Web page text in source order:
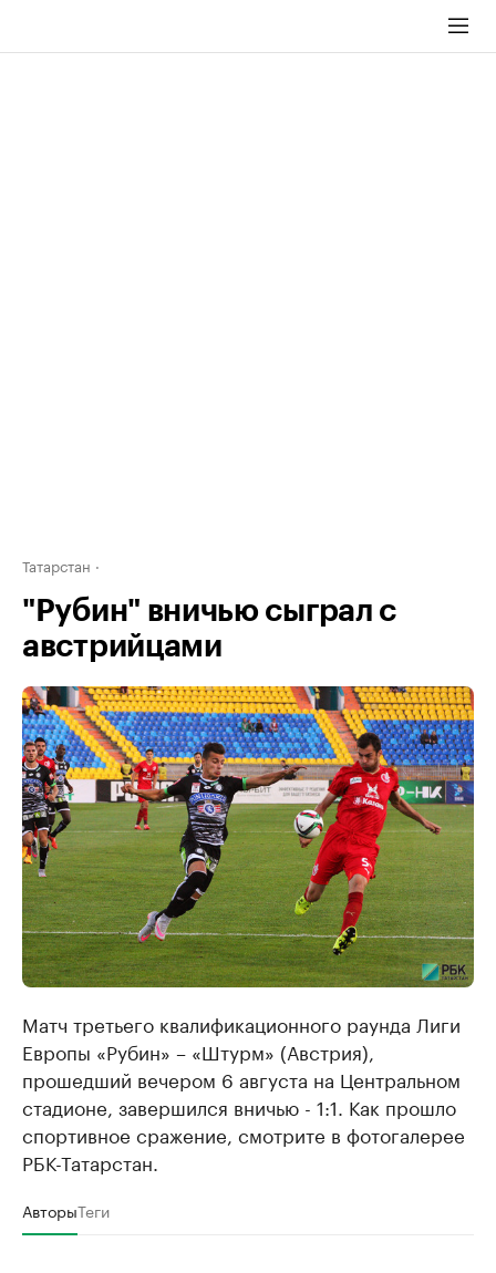
Татарстан
"Рубин" вничью сыграл с
австрийцами
Матч третьего квалификационного раунда Лиги
Европы «Рубин» – «Штурм» (Австрия),
прошедший вечером 6 августа на Центральном
стадионе, завершился вничью - 1:1. Как прошло
спортивное сражение, смотрите в фотогалерее
РБК-Татарстан.
АвторыТеги